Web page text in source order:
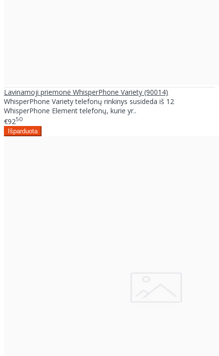
Lavinamoji priemonė WhisperPhone Variety (90014)
WhisperPhone Variety telefonų rinkinys susideda iš 12
WhisperPhone Element telefonų, kurie yr..
€9250